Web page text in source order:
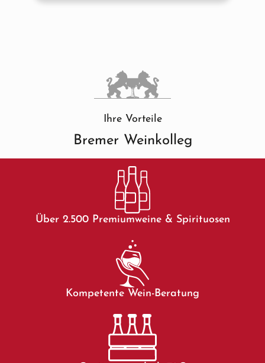
Ihre Vorteile
Bremer Weinkolleg
Über 2.500 Premiumweine & Spirituosen
Kompetente Wein-Beratung